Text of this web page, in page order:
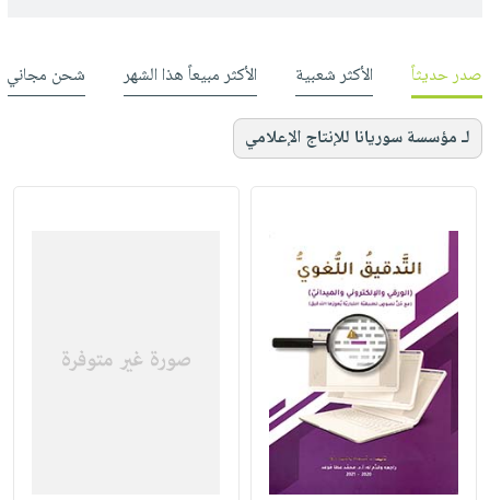
صدر حديثاً الأكثر شعبية الأكثر مبيعاً هذا الشهر شحن مجاني
لـ مؤسسة سوريانا للإنتاج الإعلامي